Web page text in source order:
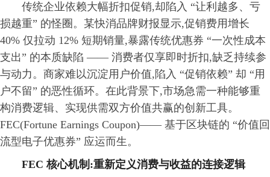
传统企业依赖大幅折扣促销,却陷入 “让利越多、亏
损越重” 的怪圈。某快消品牌财报显示,促销费用增长
40% 仅拉动 12% 短期销量,暴露传统优惠券 “一次性成本
支出” 的本质缺陷 —— 消费者仅享即时折扣,缺乏持续参
与动力。商家难以沉淀用户价值,陷入 “促销依赖” 却 “用
户不留” 的恶性循环。在此背景下,市场急需一种能够重
构消费逻辑、实现供需双方价值共赢的创新工具。
FEC(Fortune Earnings Coupon)—— 基于区块链的 “价值回
流型电子优惠券” 应运而生。
FEC核心机制:重新定义消费与收益的连接逻辑